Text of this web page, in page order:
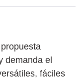
demanda el
fáciles